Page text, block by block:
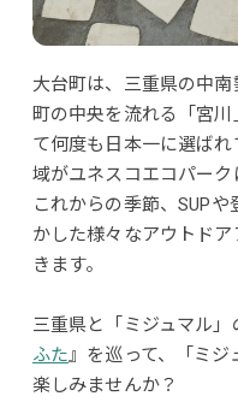
大台町は、三重県の中南
町の中央を流れる「宮
て何度も日本一に選ば
域がユネスコエコパーク
これからの季節、SUP
かした様々なアウトド
きます。
三重県と「ミジュマル
ふた』を巡って、「ミジ
楽しみませんか？